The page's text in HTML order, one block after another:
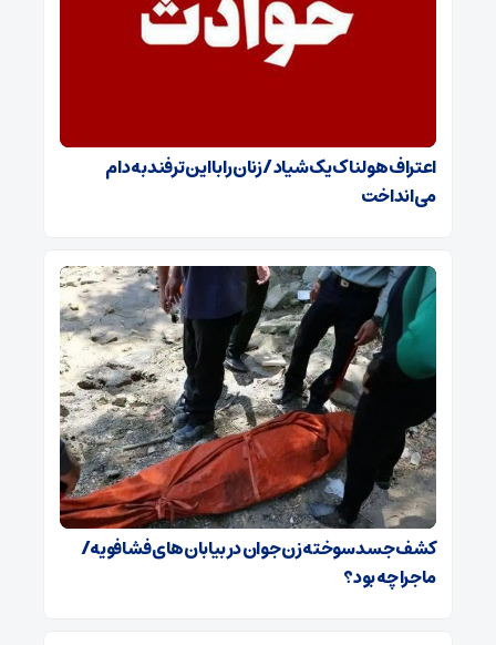
اعتراف هولناک یک شیاد / زنان را با این ترفند به دام
می‌انداخت
کشف جسد سوخته زن جوان در بیابان‌های فشافویه/
ماجرا چه بود؟